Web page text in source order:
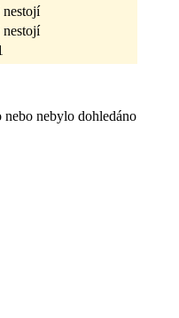
nestojí
nestojí
nebylo dohledáno